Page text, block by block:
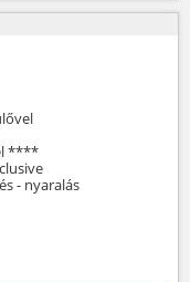
****
- nyaralás